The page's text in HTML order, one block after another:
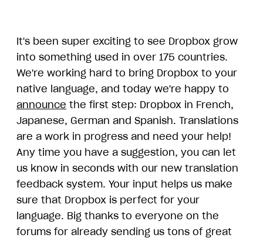
It's been super exciting to see Dropbox grow
into something used in over 175 countries.
We're working hard to bring Dropbox to your
native language, and today we're happy to
announce the first step: Dropbox in French,
Japanese, German and Spanish. Translations
are a work in progress and need your help!
Any time you have a suggestion, you can let
us know in seconds with our new translation
feedback system. Your input helps us make
sure that Dropbox is perfect for your
language. Big thanks to everyone on the
forums for already sending us tons of great